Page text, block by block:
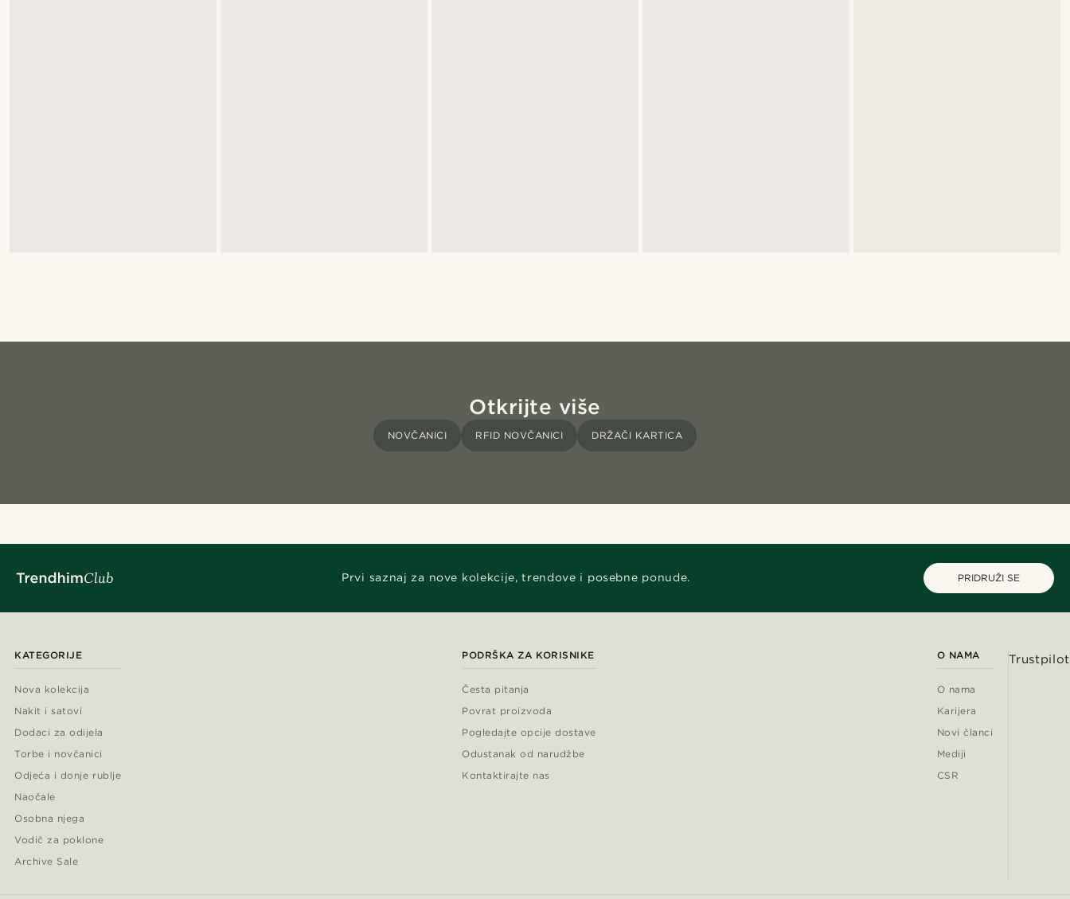
Otkrijte više
NOVČANICI RFID NOVČANICI DRŽAČI KARTICA
Prvi saznaj za nove kolekcije, trendove i posebne ponude. PRIDRUŽI SE
KATEGORIJE
Nova kolekcija
Nakit i satovi
Dodaci za odijela
Torbe i novčanici
Odjeća i donje rublje
Naočale
Osobna njega
Vodič za poklone
Archive Sale
PODRŠKA ZA KORISNIKE
Česta pitanja
Povrat proizvoda
Pogledajte opcije dostave
Odustanak od narudžbe
Kontaktirajte nas
O NAMA
O nama
Karijera
Novi članci
Mediji
CSR
Trustpilot